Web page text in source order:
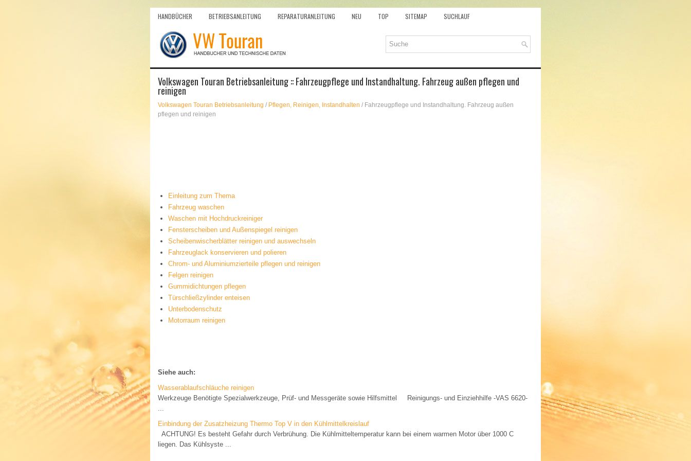
HANDBÜCHER BETRIEBSANLEITUNG REPARATURANLEITUNG NEU TOP SITEMAP SUCHLAUF
Volkswagen Touran Betriebsanleitung :: Fahrzeugpflege und Instandhaltung. Fahrzeug außen pflegen und
reinigen
Volkswagen Touran Betriebsanleitung / Pflegen, Reinigen, Instandhalten / Fahrzeugpflege und Instandhaltung. Fahrzeug außen
pflegen und reinigen
Einleitung zum Thema
Fahrzeug waschen
Waschen mit Hochdruckreiniger
Fensterscheiben und Außenspiegel reinigen
Scheibenwischerblätter reinigen und auswechseln
Fahrzeuglack konservieren und polieren
Chrom- und Aluminiumzierteile pflegen und reinigen
Felgen reinigen
Gummidichtungen pflegen
Türschließzylinder enteisen
Unterbodenschutz
Motorraum reinigen
Siehe auch:
Wasserablaufschläuche reinigen
Werkzeuge Benötigte Spezialwerkzeuge, Prüf- und Messgeräte sowie Hilfsmittel Reinigungs- und Einziehhilfe -VAS 6620-
...
Einbindung der Zusatzheizung Thermo Top V in den Kühlmittelkreislauf
ACHTUNG! Es besteht Gefahr durch Verbrühung. Die Kühlmitteltemperatur kann bei einem warmen Motor über 1000 C
liegen. Das Kühlsyste ...